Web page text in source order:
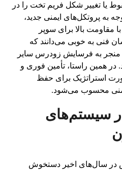
یا تغییر شکل فریم تخت را در
به پروتکل‌های ایمنی جدید،
مقاومت بالا برای سوپر
فنی به خوبی می‌دانند که
منجر به فرسایش زودرس سایر
همین راستا، تأمین فوری و
استراتژیک برای حفظ
ایمنی محسوب می‌شود.
سیستم‌های
در سال‌های اخیر دستخوش